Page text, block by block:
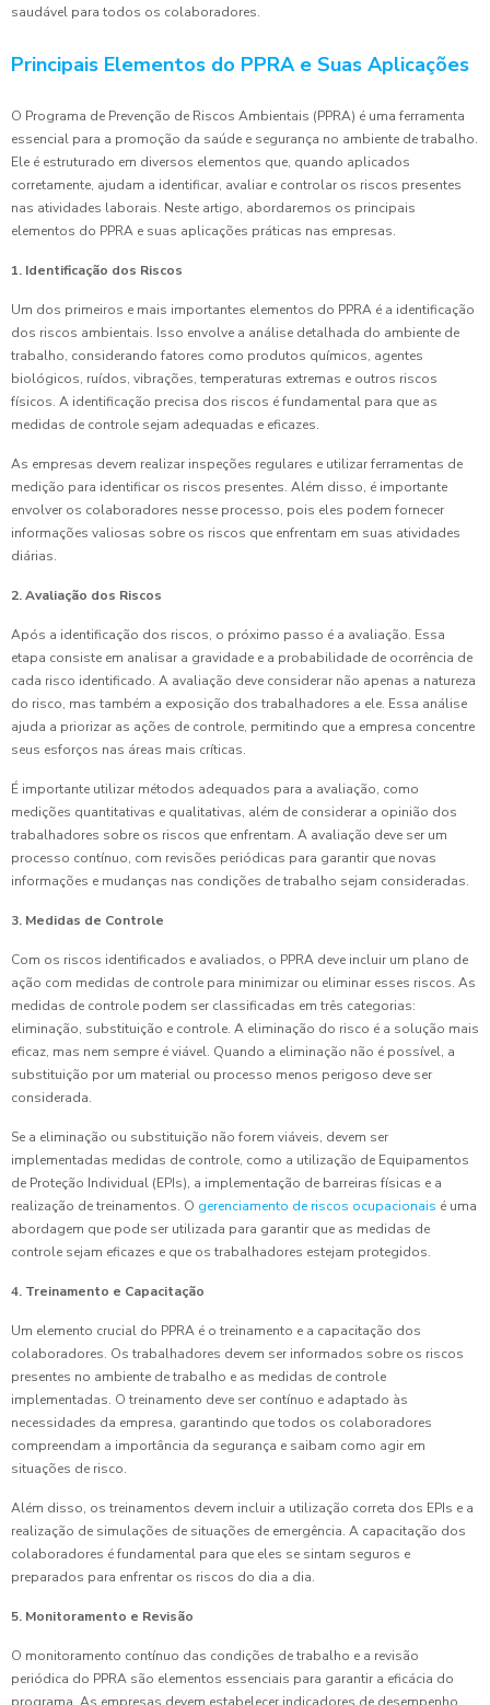
saudável para todos os colaboradores.
Principais Elementos do PPRA e Suas Aplicações
O Programa de Prevenção de Riscos Ambientais (PPRA) é uma ferramenta
essencial para a promoção da saúde e segurança no ambiente de trabalho.
Ele é estruturado em diversos elementos que, quando aplicados
corretamente, ajudam a identificar, avaliar e controlar os riscos presentes
nas atividades laborais. Neste artigo, abordaremos os principais
elementos do PPRA e suas aplicações práticas nas empresas.
1. Identificação dos Riscos
Um dos primeiros e mais importantes elementos do PPRA é a identificação
dos riscos ambientais. Isso envolve a análise detalhada do ambiente de
trabalho, considerando fatores como produtos químicos, agentes
biológicos, ruídos, vibrações, temperaturas extremas e outros riscos
físicos. A identificação precisa dos riscos é fundamental para que as
medidas de controle sejam adequadas e eficazes.
As empresas devem realizar inspeções regulares e utilizar ferramentas de
medição para identificar os riscos presentes. Além disso, é importante
envolver os colaboradores nesse processo, pois eles podem fornecer
informações valiosas sobre os riscos que enfrentam em suas atividades
diárias.
2. Avaliação dos Riscos
Após a identificação dos riscos, o próximo passo é a avaliação. Essa
etapa consiste em analisar a gravidade e a probabilidade de ocorrência de
cada risco identificado. A avaliação deve considerar não apenas a natureza
do risco, mas também a exposição dos trabalhadores a ele. Essa análise
ajuda a priorizar as ações de controle, permitindo que a empresa concentre
seus esforços nas áreas mais críticas.
É importante utilizar métodos adequados para a avaliação, como
medições quantitativas e qualitativas, além de considerar a opinião dos
trabalhadores sobre os riscos que enfrentam. A avaliação deve ser um
processo contínuo, com revisões periódicas para garantir que novas
informações e mudanças nas condições de trabalho sejam consideradas.
3. Medidas de Controle
Com os riscos identificados e avaliados, o PPRA deve incluir um plano de
ação com medidas de controle para minimizar ou eliminar esses riscos. As
medidas de controle podem ser classificadas em três categorias:
eliminação, substituição e controle. A eliminação do risco é a solução mais
eficaz, mas nem sempre é viável. Quando a eliminação não é possível, a
substituição por um material ou processo menos perigoso deve ser
considerada.
Se a eliminação ou substituição não forem viáveis, devem ser
implementadas medidas de controle, como a utilização de Equipamentos
de Proteção Individual (EPIs), a implementação de barreiras físicas e a
realização de treinamentos. O gerenciamento de riscos ocupacionais é uma
abordagem que pode ser utilizada para garantir que as medidas de
controle sejam eficazes e que os trabalhadores estejam protegidos.
4. Treinamento e Capacitação
Um elemento crucial do PPRA é o treinamento e a capacitação dos
colaboradores. Os trabalhadores devem ser informados sobre os riscos
presentes no ambiente de trabalho e as medidas de controle
implementadas. O treinamento deve ser contínuo e adaptado às
necessidades da empresa, garantindo que todos os colaboradores
compreendam a importância da segurança e saibam como agir em
situações de risco.
Além disso, os treinamentos devem incluir a utilização correta dos EPIs e a
realização de simulações de situações de emergência. A capacitação dos
colaboradores é fundamental para que eles se sintam seguros e
preparados para enfrentar os riscos do dia a dia.
5. Monitoramento e Revisão
O monitoramento contínuo das condições de trabalho e a revisão
periódica do PPRA são elementos essenciais para garantir a eficácia do